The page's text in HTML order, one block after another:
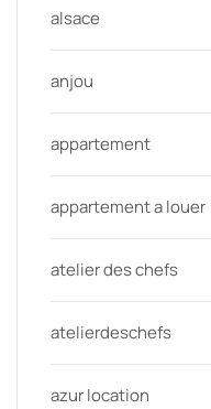
alsace
anjou
appartement
appartement a louer
atelier des chefs
atelierdeschefs
azur location